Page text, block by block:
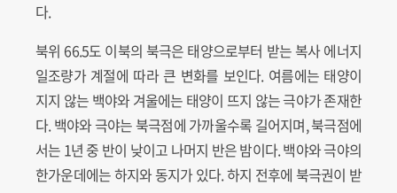
다.
북위 66.5도 이북의 북극은 태양으로부터 받는 복사 에너지
일조량가 계절에 따라 큰 변화를 보인다. 여름에는 태양이
지지 않는 백야와 겨울에는 태양이 뜨지 않는 극야가 존재한
다. 백야와 극야는 북극점에 가까울수록 길어지며, 북극점에
서는 1년 중 반이 낮이고 나머지 반은 밤이다. 백야와 극야의
한가운데에는 하지와 동지가 있다. 하지 전후에 북극권이 받